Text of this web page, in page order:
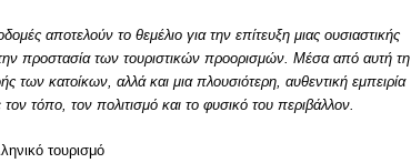
αποτελούν το θεμέλιο για την επίτευξη μιας ουσιαστικής
προστασία των τουριστικών προορισμών. Μέσα από αυτή τη
των κατοίκων, αλλά και μια πλουσιότερη, αυθεντική εμπειρία
τόπο, τον πολιτισμό και το φυσικό του περιβάλλον.
τουρισμό